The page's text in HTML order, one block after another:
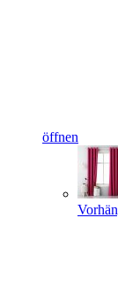
öffnen